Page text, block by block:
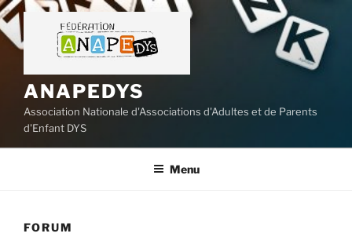
Aller
au
contenu
ANAPEDYS
Association Nationale d'Associations d'Adultes et de Parents
d'Enfant DYS
Menu
FORUM